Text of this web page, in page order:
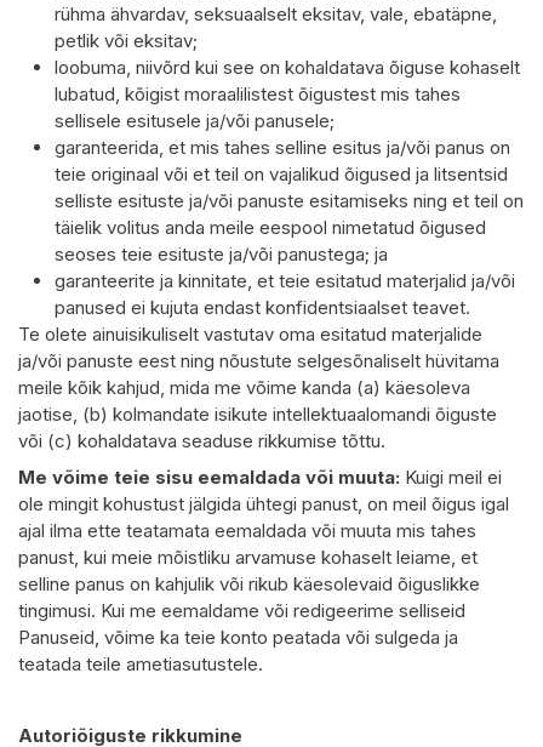
rühma ähvardav, seksuaalselt eksitav, vale, ebatäpne,
petlik või eksitav;
loobuma, niivõrd kui see on kohaldatava õiguse kohaselt
lubatud, kõigist moraalilistest õigustest mis tahes
sellisele esitusele ja/või panusele;
garanteerida, et mis tahes selline esitus ja/või panus on
teie originaal või et teil on vajalikud õigused ja litsentsid
selliste esituste ja/või panuste esitamiseks ning et teil on
täielik volitus anda meile eespool nimetatud õigused
seoses teie esituste ja/või panustega; ja
garanteerite ja kinnitate, et teie esitatud materjalid ja/või
panused ei kujuta endast konfidentsiaalset teavet.
Te olete ainuisikuliselt vastutav oma esitatud materjalide
ja/või panuste eest ning nõustute selgesõnaliselt hüvitama
meile kõik kahjud, mida me võime kanda (a) käesoleva
jaotise, (b) kolmandate isikute intellektuaalomandi õiguste
või (c) kohaldatava seaduse rikkumise tõttu.
Me võime teie sisu eemaldada või muuta: Kuigi meil ei
ole mingit kohustust jälgida ühtegi panust, on meil õigus igal
ajal ilma ette teatamata eemaldada või muuta mis tahes
panust, kui meie mõistliku arvamuse kohaselt leiame, et
selline panus on kahjulik või rikub käesolevaid õiguslikke
tingimusi. Kui me eemaldame või redigeerime selliseid
Panuseid, võime ka teie konto peatada või sulgeda ja
teatada teile ametiasutustele.
Autoriõiguste rikkumine